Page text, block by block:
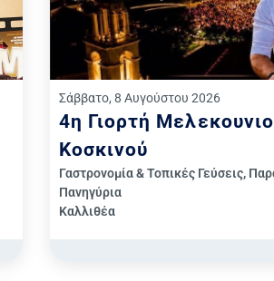
Σάββατο, 8 Αυγούστου 2026
4η Γιορτή
Κοσκινού
Γαστρονομία & Τοπικές Γεύσεις,
Πανηγύρια
Καλλιθέα